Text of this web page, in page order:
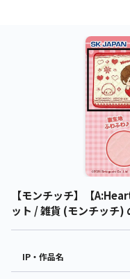
【モンチッチ】【
ット / 雑貨 (モンチッチ)
IP・作品名